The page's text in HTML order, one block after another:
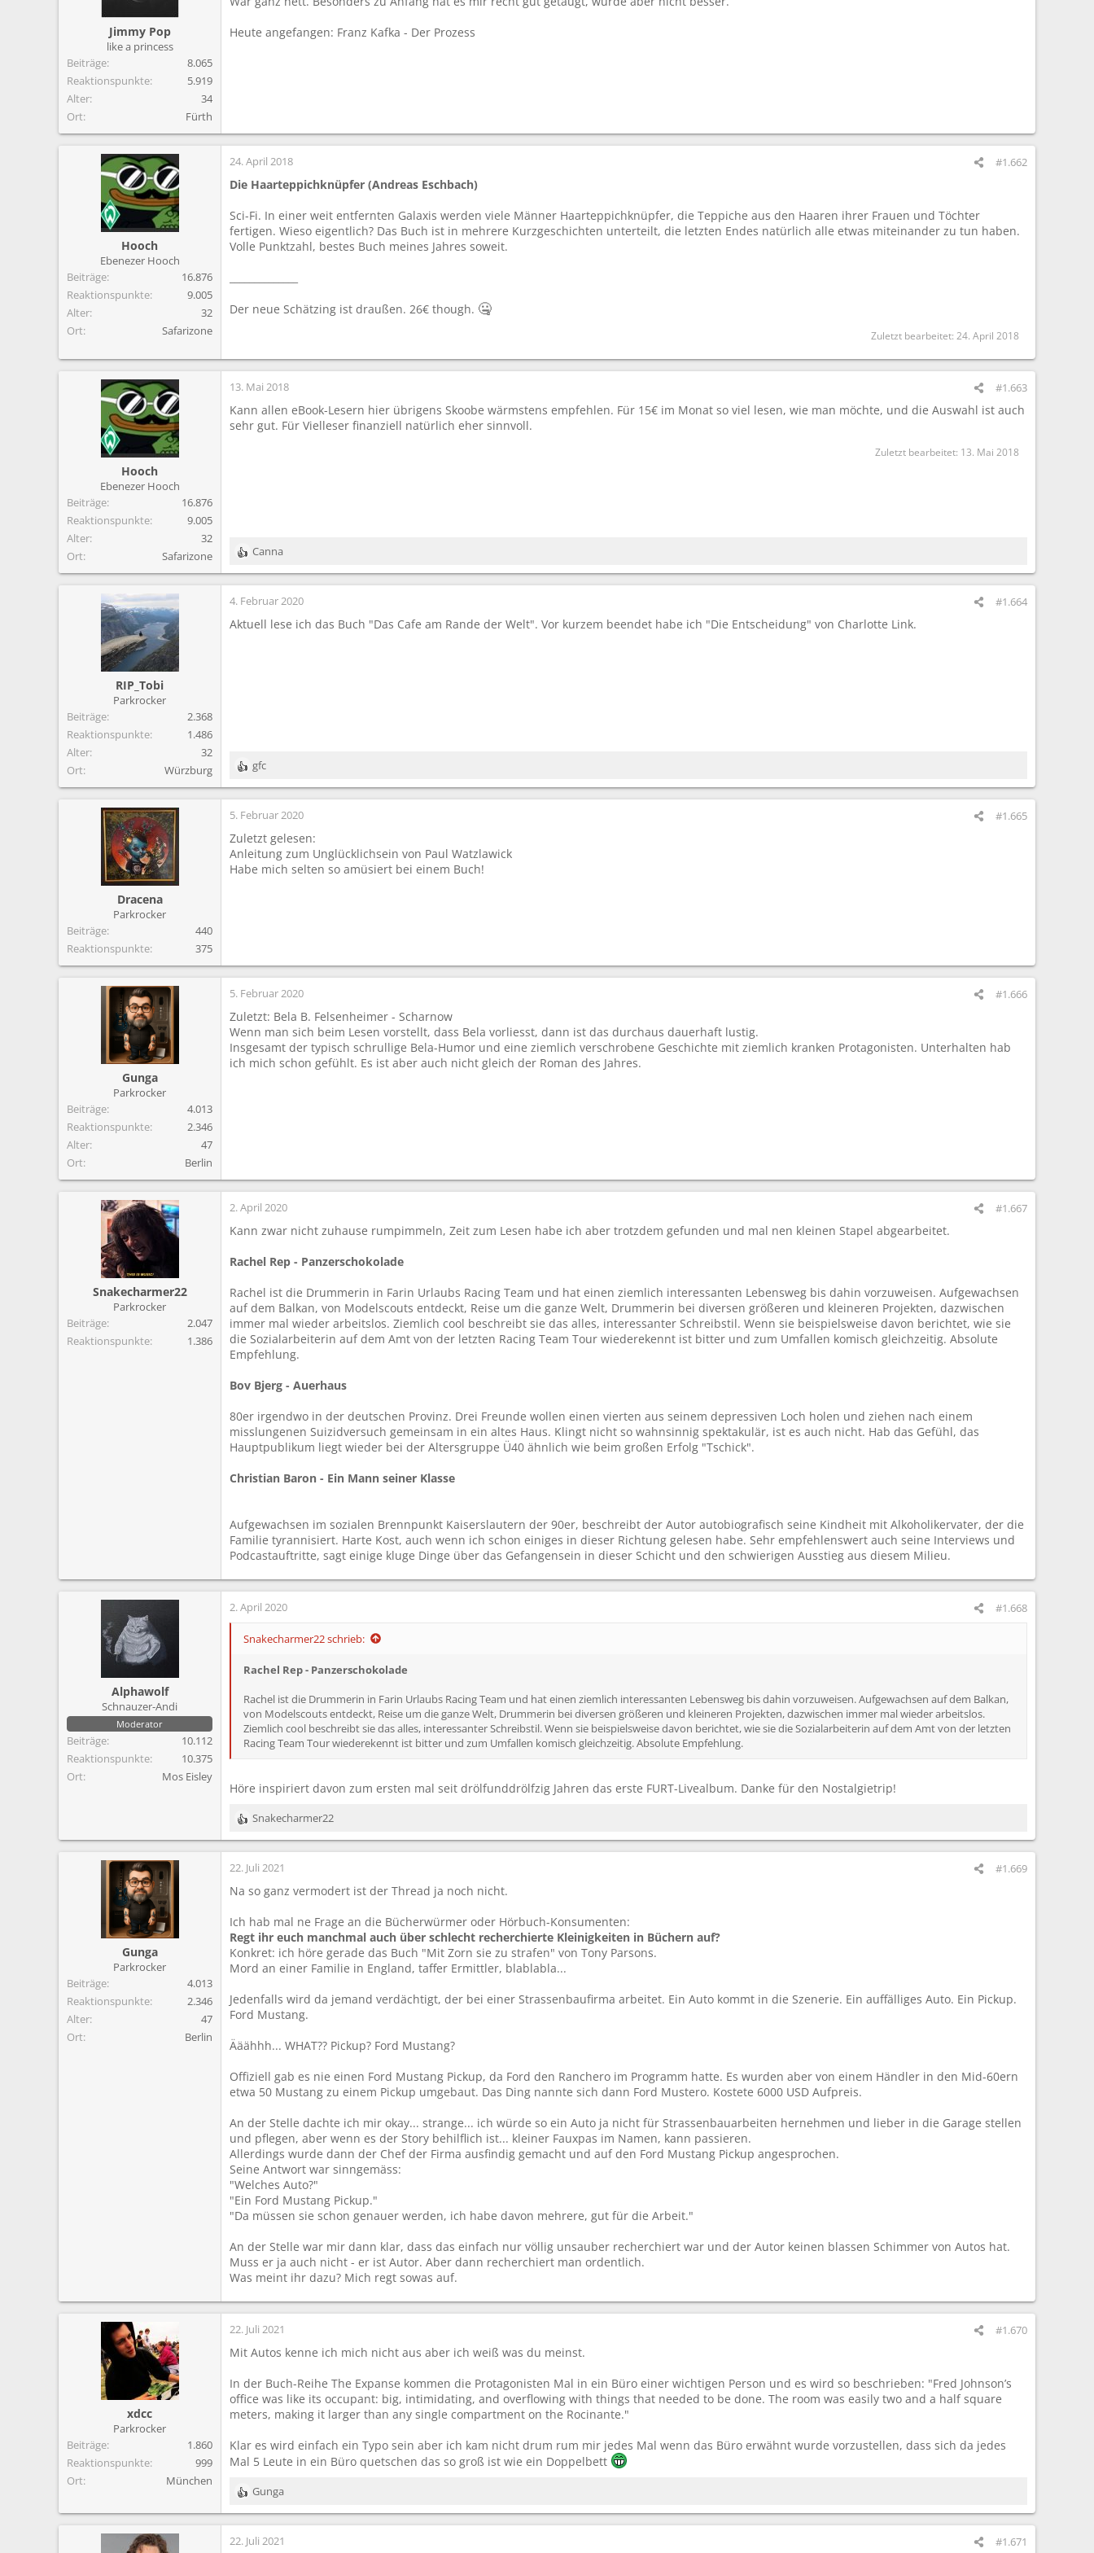
Jimmy Pop
like a princess
Beiträge
8.065
Reaktionspunkte
5.919
Alter
34
Ort
Fürth
Heute angefangen: Franz Kafka - Der Prozess
Hooch
Ebenezer Hooch
Beiträge
16.876
Reaktionspunkte
9.005
Alter
32
Ort
Safarizone
24. April 2018 #1.662
Die Haarteppichknüpfer (Andreas Eschbach)
Sci-Fi. In einer weit entfernten Galaxis werden viele Männer Haarteppichknüpfer, die Teppiche aus den Haaren ihrer Frauen und Töchter
fertigen. Wieso eigentlich? Das Buch ist in mehrere Kurzgeschichten unterteilt, die letzten Endes natürlich alle etwas miteinander zu tun haben.
Volle Punktzahl, bestes Buch meines Jahres soweit.
Der neue Schätzing ist draußen. 26€ though. 🤐
Zuletzt bearbeitet: 24. April 2018
Hooch
Ebenezer Hooch
Beiträge
16.876
Reaktionspunkte
9.005
Alter
32
Ort
Safarizone
13. Mai 2018 #1.663
Kann allen eBook-Lesern hier übrigens Skoobe wärmstens empfehlen. Für 15€ im Monat so viel lesen, wie man möchte, und die Auswahl ist auch
sehr gut. Für Vielleser finanziell natürlich eher sinnvoll.
Zuletzt bearbeitet: 13. Mai 2018
R
e
a
k
i
Canna
RIP_Tobi
Parkrocker
Beiträge
2.368
Reaktionspunkte
1.486
Alter
32
Ort
Würzburg
4. Februar 2020 #1.664
Aktuell lese ich das Buch "Das Cafe am Rande der Welt". Vor kurzem beendet habe ich "Die Entscheidung" von Charlotte Link.
R
e
a
k
i
o
n
gfc
Dracena
Parkrocker
Beiträge
440
Reaktionspunkte
375
5. Februar 2020 #1.665
Zuletzt gelesen:
Anleitung zum Unglücklichsein von Paul Watzlawick
Habe mich selten so amüsiert bei einem Buch!
Gunga
Parkrocker
Beiträge
4.013
Reaktionspunkte
2.346
Alter
47
Ort
Berlin
5. Februar 2020 #1.666
Zuletzt: Bela B. Felsenheimer - Scharnow
Wenn man sich beim Lesen vorstellt, dass Bela vorliesst, dann ist das durchaus dauerhaft lustig.
Insgesamt der typisch schrullige Bela-Humor und eine ziemlich verschrobene Geschichte mit ziemlich kranken Protagonisten. Unterhalten hab
ich mich schon gefühlt. Es ist aber auch nicht gleich der Roman des Jahres.
Snakecharmer22
Parkrocker
Beiträge
2.047
Reaktionspunkte
1.386
2. April 2020 #1.667
Kann zwar nicht zuhause rumpimmeln, Zeit zum Lesen habe ich aber trotzdem gefunden und mal nen kleinen Stapel abgearbeitet.
Rachel Rep - Panzerschokolade
Rachel ist die Drummerin in Farin Urlaubs Racing Team und hat einen ziemlich interessanten Lebensweg bis dahin vorzuweisen. Aufgewachsen
auf dem Balkan, von Modelscouts entdeckt, Reise um die ganze Welt, Drummerin bei diversen größeren und kleineren Projekten, dazwischen
immer mal wieder arbeitslos. Ziemlich cool beschreibt sie das alles, interessanter Schreibstil. Wenn sie beispielsweise davon berichtet, wie sie
die Sozialarbeiterin auf dem Amt von der letzten Racing Team Tour wiederekennt ist bitter und zum Umfallen komisch gleichzeitig. Absolute
Empfehlung.
Bov Bjerg - Auerhaus
80er irgendwo in der deutschen Provinz. Drei Freunde wollen einen vierten aus seinem depressiven Loch holen und ziehen nach einem
misslungenen Suizidversuch gemeinsam in ein altes Haus. Klingt nicht so wahnsinnig spektakulär, ist es auch nicht. Hab das Gefühl, das
Hauptpublikum liegt wieder bei der Altersgruppe Ü40 ähnlich wie beim großen Erfolg "Tschick".
Christian Baron - Ein Mann seiner Klasse
Aufgewachsen im sozialen Brennpunkt Kaiserslautern der 90er, beschreibt der Autor autobiografisch seine Kindheit mit Alkoholikervater, der die
Familie tyrannisiert. Harte Kost, auch wenn ich schon einiges in dieser Richtung gelesen habe. Sehr empfehlenswert auch seine Interviews und
Podcastauftritte, sagt einige kluge Dinge über das Gefangensein in dieser Schicht und den schwierigen Ausstieg aus diesem Milieu.
Alphawolf
Schnauzer-Andi
Moderator
Beiträge
10.112
Reaktionspunkte
10.375
Ort
Mos Eisley
2. April 2020 #1.668
Snakecharmer22 schrieb:
Rachel Rep - Panzerschokolade
Rachel ist die Drummerin in Farin Urlaubs Racing Team und hat einen ziemlich interessanten Lebensweg bis dahin vorzuweisen. Aufgewachsen auf dem Balkan,
von Modelscouts entdeckt, Reise um die ganze Welt, Drummerin bei diversen größeren und kleineren Projekten, dazwischen immer mal wieder arbeitslos.
Ziemlich cool beschreibt sie das alles, interessanter Schreibstil. Wenn sie beispielsweise davon berichtet, wie sie die Sozialarbeiterin auf dem Amt von der letzten
Racing Team Tour wiederekennt ist bitter und zum Umfallen komisch gleichzeitig. Absolute Empfehlung.
Höre inspiriert davon zum ersten mal seit drölfunddrölfzig Jahren das erste FURT-Livealbum. Danke für den Nostalgietrip!
R
e
a
k
i
n
e
n
:
Snakecharmer22
Gunga
Parkrocker
Beiträge
4.013
Reaktionspunkte
2.346
Alter
47
Ort
Berlin
22. Juli 2021 #1.669
Na so ganz vermodert ist der Thread ja noch nicht.
Ich hab mal ne Frage an die Bücherwürmer oder Hörbuch-Konsumenten:
Regt ihr euch manchmal auch über schlecht recherchierte Kleinigkeiten in Büchern auf?
Konkret: ich höre gerade das Buch "Mit Zorn sie zu strafen" von Tony Parsons.
Mord an einer Familie in England, taffer Ermittler, blablabla...
Jedenfalls wird da jemand verdächtigt, der bei einer Strassenbaufirma arbeitet. Ein Auto kommt in die Szenerie. Ein auffälliges Auto. Ein Pickup.
Ford Mustang.
Ääähhh... WHAT?? Pickup? Ford Mustang?
Offiziell gab es nie einen Ford Mustang Pickup, da Ford den Ranchero im Programm hatte. Es wurden aber von einem Händler in den Mid-60ern
etwa 50 Mustang zu einem Pickup umgebaut. Das Ding nannte sich dann Ford Mustero. Kostete 6000 USD Aufpreis.
An der Stelle dachte ich mir okay... strange... ich würde so ein Auto ja nicht für Strassenbauarbeiten hernehmen und lieber in die Garage stellen
und pflegen, aber wenn es der Story behilflich ist... kleiner Fauxpas im Namen, kann passieren.
Allerdings wurde dann der Chef der Firma ausfindig gemacht und auf den Ford Mustang Pickup angesprochen.
Seine Antwort war sinngemäss:
"Welches Auto?"
"Ein Ford Mustang Pickup."
"Da müssen sie schon genauer werden, ich habe davon mehrere, gut für die Arbeit."
An der Stelle war mir dann klar, dass das einfach nur völlig unsauber recherchiert war und der Autor keinen blassen Schimmer von Autos hat.
Muss er ja auch nicht - er ist Autor. Aber dann recherchiert man ordentlich.
Was meint ihr dazu? Mich regt sowas auf.
xdcc
Parkrocker
Beiträge
1.860
Reaktionspunkte
999
Ort
München
22. Juli 2021 #1.670
Mit Autos kenne ich mich nicht aus aber ich weiß was du meinst.
In der Buch-Reihe The Expanse kommen die Protagonisten Mal in ein Büro einer wichtigen Person und es wird so beschrieben: "Fred Johnson’s
office was like its occupant: big, intimidating, and overflowing with things that needed to be done. The room was easily two and a half square
meters, making it larger than any single compartment on the Rocinante."
Klar es wird einfach ein Typo sein aber ich kam nicht drum rum mir jedes Mal wenn das Büro erwähnt wurde vorzustellen, dass sich da jedes
Mal 5 Leute in ein Büro quetschen das so groß ist wie ein Doppelbett
R
e
a
k
Gunga
22. Juli 2021 #1.671